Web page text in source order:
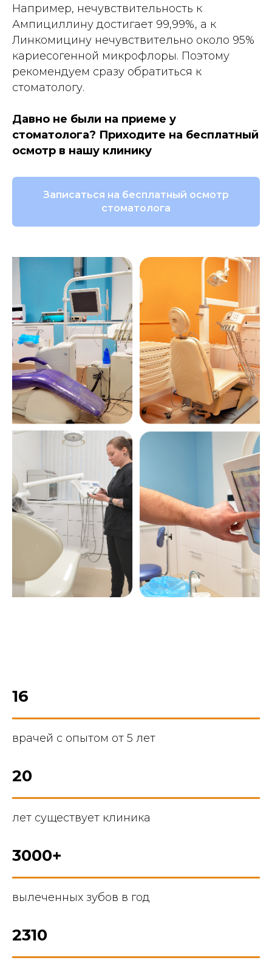
Например, нечувствительность к
Ампициллину достигает 99,99%, а к
Линкомицину нечувствительно около 95%
кариесогенной микрофлоры. Поэтому
рекомендуем сразу обратиться к
стоматологу.
Давно не были на приеме у
стоматолога? Приходите на бесплатный
осмотр в нашу клинику
Записаться на бесплатный осмотр
стоматолога
16
врачей с опытом от 5 лет
20
лет существует клиника
3000+
вылеченных зубов в год
2310